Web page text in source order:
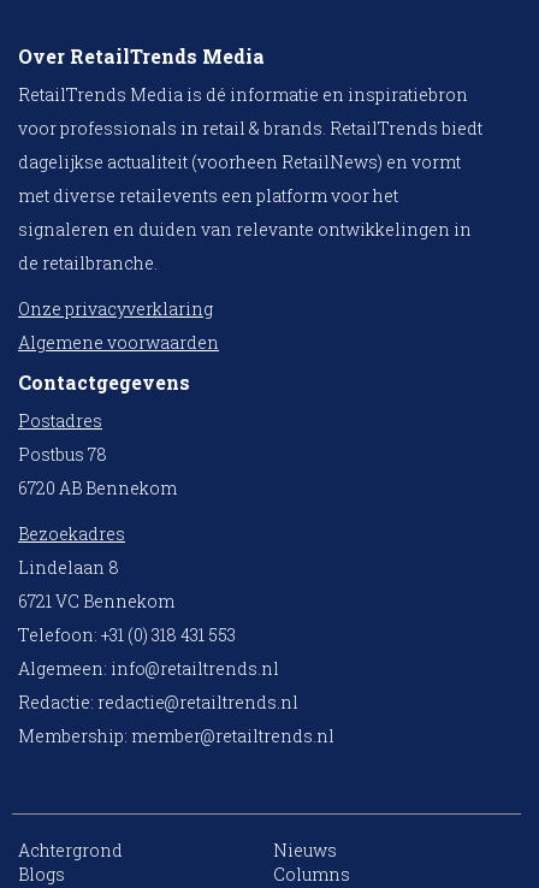
Over RetailTrends Media
RetailTrends Media is dé informatie en inspiratiebron
voor professionals in retail & brands. RetailTrends biedt
dagelijkse actualiteit (voorheen RetailNews) en vormt
met diverse retailevents een platform voor het
signaleren en duiden van relevante ontwikkelingen in
de retailbranche.
Onze privacyverklaring
Algemene voorwaarden
Contactgegevens
Postadres
Postbus 78
6720 AB Bennekom
Bezoekadres
Lindelaan 8
6721 VC Bennekom
Telefoon: +31 (0) 318 431 553
Algemeen: info@retailtrends.nl
Redactie: redactie@retailtrends.nl
Membership: member@retailtrends.nl
Achtergrond
Nieuws
Blogs
Columns
10 collega’s